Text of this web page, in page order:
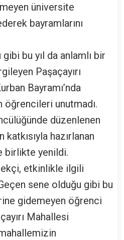
üniversite
bayramlarını
bu yıl da anlamlı bir
Paşaçayırı
Bayramı’nda
öğrencileri unutmadı.
düzenlenen
hazırlanan
birlikte yenildi.
etkinlikle ilgili
sene olduğu gibi bu
gidemeyen öğrenci
Mahallesi